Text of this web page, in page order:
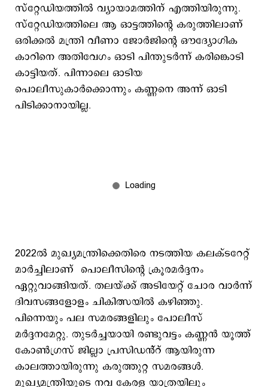
സ്റ്റേഡിയത്തിൽ വ്യായാമത്തിന് എത്തിയിരുന്നു.
സ്റ്റേഡിയത്തിലെ ആ ഓട്ടത്തിന്റെ കരുത്തിലാണ്
ഒരിക്കൽ മന്ത്രി വീണാ ജോർജിന്റെ ഔദ്യോഗിക
കാറിനെ അതിവേഗം ഓടി പിന്തുടർന്ന് കരിങ്കൊടി
കാട്ടിയത്. പിന്നാലെ ഓടിയ
പൊലീസുകാർക്കൊന്നും കണ്ണനെ അന്ന് ഓടി
പിടിക്കാനായില്ല.
2022ൽ മുഖ്യമന്ത്രിക്കെതിരെ നടത്തിയ കലക്ടറേറ്റ്
മാർച്ചിലാണ് പൊലീസിന്റെ ക്രൂരമർദ്ദനം
ഏറ്റുവാങ്ങിയത്. തലയ്ക്ക് അടിയേറ്റ് ചോര വാർന്ന്
ദിവസങ്ങളോളം ചികിത്സയിൽ കഴിഞ്ഞു.
പിന്നെയും പല സമരങ്ങളിലും പോലീസ്
മർദ്ദനമേറ്റു. തുടർച്ചയായി രണ്ടുവട്ടം കണ്ണൻ യൂത്ത്
കോൺഗ്രസ് ജില്ലാ പ്രസിഡൻ്റ് ആയിരുന്ന
കാലത്തായിരുന്നു കരുത്തുറ്റ സമരങ്ങൾ.
മുഖ്യമന്ത്രിയുടെ നവ കേരള യാത്രയിലും